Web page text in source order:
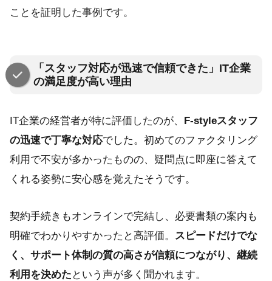
ことを証明した事例です。
「スタッフ対応が迅速で信頼できた」IT企業
の満足度が高い理由
IT企業の経営者が特に評価したのが、 F-styleスタッフ
の迅速で丁寧な対応でした。初めてのファクタリング
利用で不安が多かったものの、疑問点に即座に答えて
くれる姿勢に安心感を覚えたそうです。
契約手続きもオンラインで完結し、必要書類の案内も
明確でわかりやすかったと高評価。
スピードだけでな
く、サポート体制の質の高さが信頼につながり、継続
利用を決めた という声が多く聞かれます。